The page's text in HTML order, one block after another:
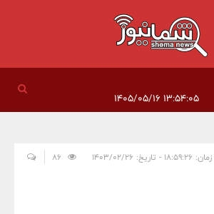
زمان: ۱۸:۵۹:۲۶ - تاریخ: ۱۴۰۳/۰۲/۲۶